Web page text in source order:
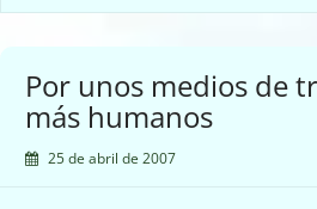
Por unos medios de
más humanos
25 de abril de 2007